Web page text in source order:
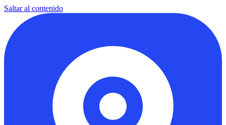
Saltar al contenido